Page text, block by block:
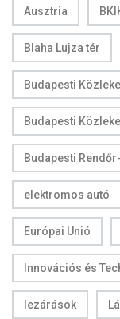
Ausztria
Blaha Lujza tér
Budapesti
Budapesti
Budapesti
elektromos autó
Európai Unió
Innovációs és
lezárások